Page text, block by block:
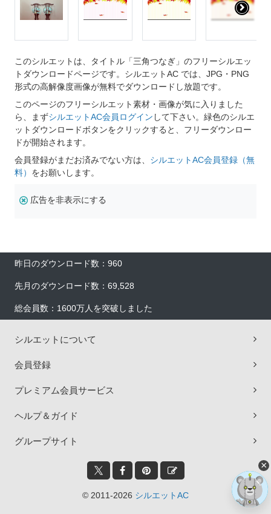
このシルエットは、タイトル「三角つなぎ」のフリーシルエッ
トダウンロードページです。シルエットAC では、JPG・PNG
形式の高解像度画像が無料でダウンロードし放題です。
このページのフリーシルエット素材・画像が気に入りました
ら、まずシルエットAC会員ログイン して下さい。緑色のシルエ
ットダウンロードボタンをクリックすると、フリーダウンロー
ドが開始されます。
会員登録がまだお済みでない方は、 シルエットAC会員登録（無
料） をお願いします。
広告を非表示にする
昨日のダウンロード数：960
先月のダウンロード数：69,528
総会員数：1600万人を突破しました
シルエットについて
会員登録
プレミアム会員サービス
ヘルプ＆ガイド
グループサイト
© 2011-2026 シルエットAC
×